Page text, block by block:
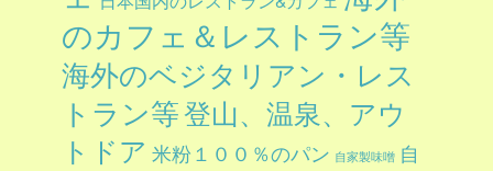
のカフェ＆レストラン等
海外のベジタリアン・レス
トラン等登山、温泉、アウ
トドア 米粉１００％のパン 自家製味噌 自